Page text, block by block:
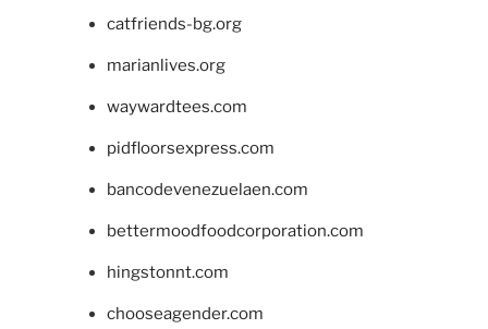
catfriends-bg.org
marianlives.org
waywardtees.com
pidfloorsexpress.com
bancodevenezuelaen.com
bettermoodfoodcorporation.com
hingstonnt.com
chooseagender.com